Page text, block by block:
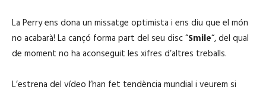
La Perry ens dona un missatge optimista i ens diu que el món
no acabarà! La cançó forma part del seu disc “Smile“, del qual
de moment no ha aconseguit les xifres d’altres treballs.
L’estrena del vídeo l’han fet tendència mundial i veurem si